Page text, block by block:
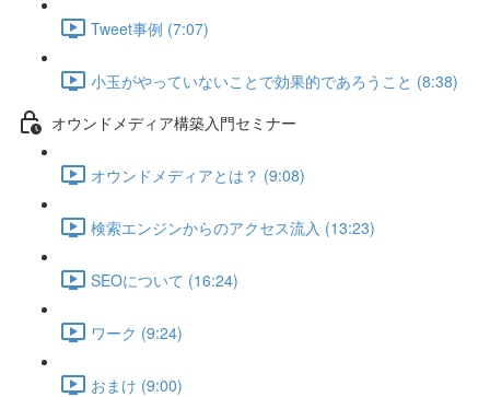
Tweet事例 (7:07)
小玉がやっていないことで効果的であろうこと (8:38)
オウンドメディア構築入門セミナー
オウンドメディアとは？ (9:08)
検索エンジンからのアクセス流入 (13:23)
SEOについて (16:24)
ワーク (9:24)
おまけ (9:00)